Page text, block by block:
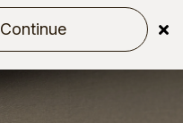
Continue